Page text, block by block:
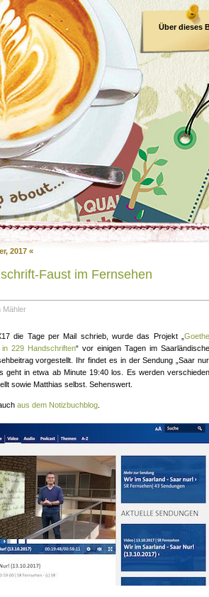
Über dieses
2017 «
Faust im Fernsehen
Mähler
die Tage per Mail schrieb, wurde das Projekt „
229 Handschriften“ vor einigen Tagen im
vorgestellt. Ihr findet es in der Sendung „Saar
geht in etwa ab Minute 19:40 los. Es werden
sowie Matthias selbst. Sehenswert.
aus dem Notizbuchblog